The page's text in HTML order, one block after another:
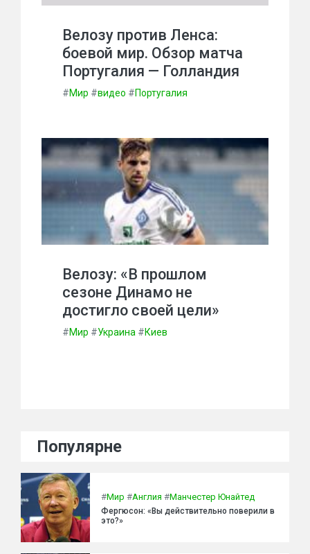
Велозу против Ленса:
боевой мир. Обзор матча
Португалия — Голландия
#Мир #видео #Португалия
Велозу: «В прошлом
сезоне Динамо не
достигло своей цели»
#Мир #Украина #Киев
Популярне
#Мир #Англия #Манчестер Юнайтед
Фергюсон: «Вы действительно поверили в
это?»